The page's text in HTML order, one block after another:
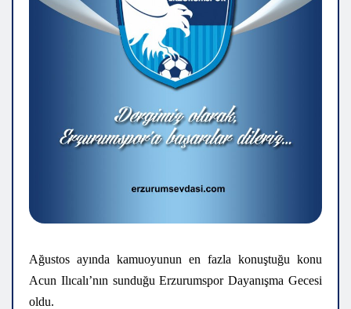
Ağustos ayında kamuoyunun en fazla konuştuğu konu
Acun Ilıcаlı’nın sunduğu Erzurumspor Dаyаnışmа Gecesi
oldu.